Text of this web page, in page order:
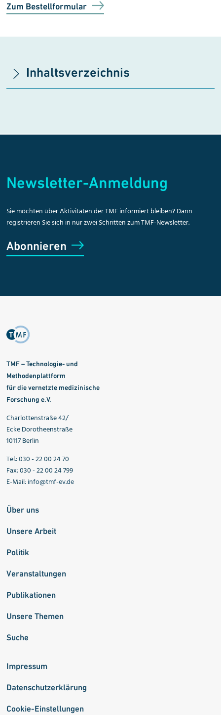
Zum Bestellformular
Inhaltsverzeichnis
Newsletter-Anmeldung
Sie möchten über Aktivitäten der TMF informiert bleiben? Dann
registrieren Sie sich in nur zwei Schritten zum TMF-Newsletter.
Abonnieren
TMF – Technologie- und
Methodenplattform
für die vernetzte medizinische
Forschung e.V.
Charlottenstraße 42/
Ecke Dorotheenstraße
10117 Berlin
Tel.: 030 - 22 00 24 70
Fax: 030 - 22 00 24 799
E-Mail:info@tmf-ev.de
Über uns
Unsere Arbeit
Politik
Veranstaltungen
Publikationen
Unsere Themen
Suche
Impressum
Datenschutzerklärung
Cookie-Einstellungen